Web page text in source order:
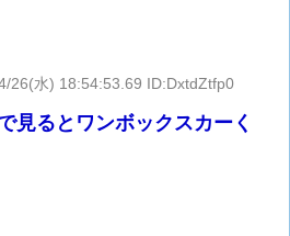
26(水) 18:54:53.69 ID:DxtdZtfp0
見るとワンボックスカーく